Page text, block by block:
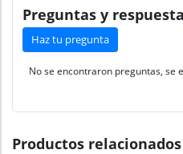
Preguntas y
Haz tu pregunta
No se encontraron preguntas, se
Productos relacionados